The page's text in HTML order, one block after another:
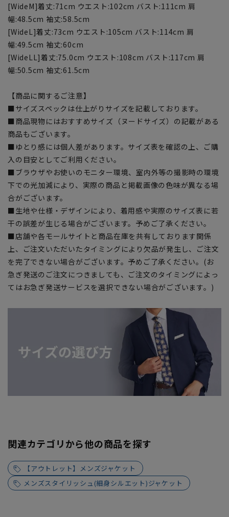
[WideM]着丈:71cm ウエスト:102cm バスト:111cm 肩
幅:48.5cm 袖丈:58.5cm
[WideL]着丈:73cm ウエスト:105cm バスト:114cm 肩
幅:49.5cm 袖丈:60cm
[WideLL]着丈:75.0cm ウエスト:108cm バスト:117cm 肩
幅:50.5cm 袖丈:61.5cm
【商品に関するご注意】
■サイズスペックは仕上がりサイズを記載しております。
■商品現物にはおすすめサイズ（ヌードサイズ）の記載がある
商品もございます。
■ゆとり感には個人差があります。サイズ表を確認の上、ご購
入の目安としてご利用ください。
■ブラウザやお使いのモニター環境、室内外等の撮影時の環境
下での光加減により、実際の商品と掲載画像の色味が異なる場
合がございます。
■生地や仕様・デザインにより、着用感や実際のサイズ表に若
干の誤差が生じる場合がございます。予めご了承ください。
■店舗や各モールサイトと商品在庫を共有しております関係
上、ご注文いただいたタイミングにより欠品が発生し、ご注文
を完了できない場合がございます。予めご了承ください。(お
急ぎ発送のご注文につきましても、ご注文のタイミングによっ
てはお急ぎ発送サービスを選択できない場合がございます。)
関連カテゴリから他の商品を探す
【アウトレット】メンズジャケット
メンズスタイリッシュ(細身シルエット)ジャケット